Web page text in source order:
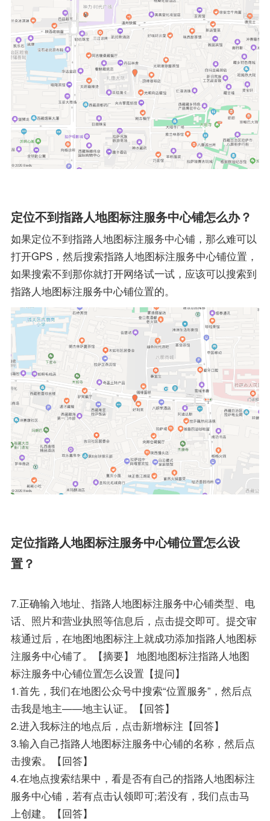
定位不到指路人地图标注服务中心铺怎么办？
如果定位不到指路人地图标注服务中心铺，那么难可以
打开GPS，然后搜索指路人地图标注服务中心铺位置，
如果搜索不到那你就打开网络试一试，应该可以搜索到
指路人地图标注服务中心铺位置的。
定位指路人地图标注服务中心铺位置怎么设
置？
7.正确输入地址、指路人地图标注服务中心铺类型、电
话、照片和营业执照等信息后，点击提交即可。提交审
核通过后，在地图地图标注上就成功添加指路人地图标
注服务中心铺了。【摘要】 地图地图标注指路人地图
标注服务中心铺位置怎么设置【提问】
1.首先，我们在地图公众号中搜索“位置服务”，然后点
击我是地主——地主认证。【回答】
2.进入我标注的地点后，点击新增标注【回答】
3.输入自己指路人地图标注服务中心铺的名称，然后点
击搜索。【回答】
4.在地点搜索结果中，看是否有自己的指路人地图标注
服务中心铺，若有点击认领即可;若没有，我们点击马
上创建。【回答】